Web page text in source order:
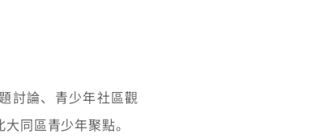
討論、青少年社區觀
同區青少年聚點。